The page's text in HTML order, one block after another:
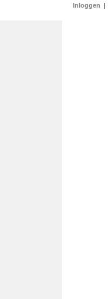
Inloggen |